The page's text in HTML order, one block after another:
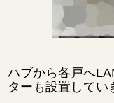
ハブから各戸へ
ターも設置してい